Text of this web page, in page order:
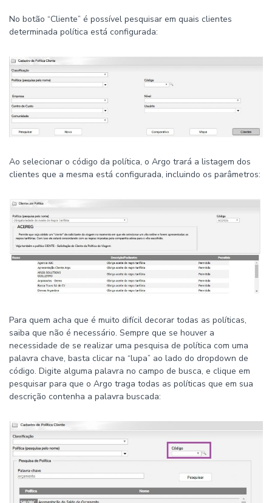
No botão “Cliente” é possível pesquisar em quais clientes
determinada política está configurada:
Ao selecionar o código da política, o Argo trará a listagem dos
clientes que a mesma está configurada, incluindo os parâmetros:
Para quem acha que é muito difícil decorar todas as políticas,
saiba que não é necessário. Sempre que se houver a
necessidade de se realizar uma pesquisa de política com uma
palavra chave, basta clicar na “lupa” ao lado do dropdown de
código. Digite alguma palavra no campo de busca, e clique em
pesquisar para que o Argo traga todas as políticas que em sua
descrição contenha a palavra buscada: